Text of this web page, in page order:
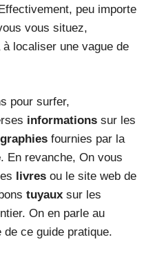
peu importe
vous situez,
localiser une vague de
pour surfer,
informations sur les
fournies par la
. En revanche, On vous
livres ou le site web de
tuyaux sur les
On en parle au
ce guide pratique.